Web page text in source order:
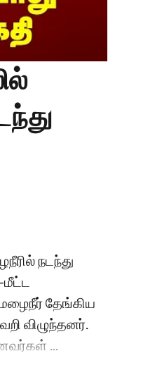
நடந்து
தேங்கிய
விழுந்தனர்.
...